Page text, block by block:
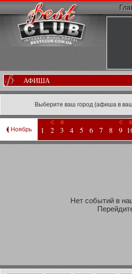
АФИША
Выберите ваш город (афиша в
Ноябрь 1
С
2
В
3 4 5 6 7 8
С
9
В
Нет событий в